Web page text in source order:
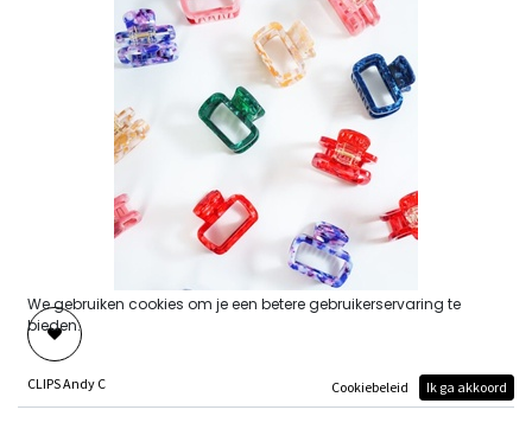
CLIPS Andy C
We gebruiken cookies om je een betere gebruikerservaring te
bieden.
Cookiebeleid Ik ga akkoord